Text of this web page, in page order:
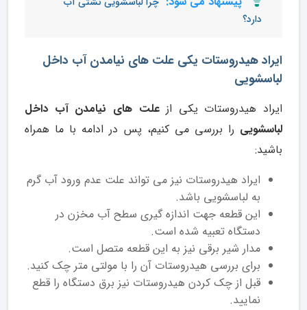
دارد؟
ایراد هیدروستات یکی علت های نیامدن آب داخل
لباسشویی
ایراد هیدروستات یکی ازعلت های نیامدن آب داخل
لباسشویی را بررسی می کنیم، پس در ادامه با ما همراه
باشید:
ایراد هیدروستات نیز می تواند علت عدم ورود آب گرم
به لباسشویی باشد.
این قطعه جهت اندازه گیری سطح آب مخزن در
دستگاه تعبیه شده است.
مدار شیر برقی نیز به این قطعه متصل است.
برای بررسی هیدروستات آن را با مولتی متر چک کنید.
قبل از چک کردن هیدروستات نیز برق دستگاه را قطع
نمایید.